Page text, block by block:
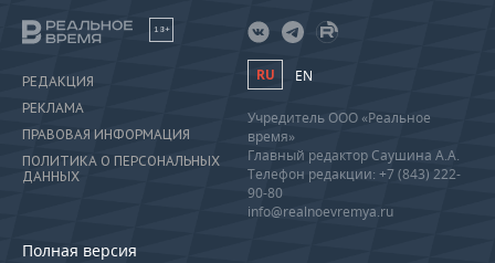
18+
РЕДАКЦИЯ
РЕКЛАМА
ПРАВОВАЯ ИНФОРМАЦИЯ
ПОЛИТИКА О ПЕРСОНАЛЬНЫХ
ДАННЫХ
Полная версия
RU EN
Учредитель ООО «Реальное
время»
Главный редактор Саушина А.А.
Телефон редакции: +7 (843) 222-
90-80
info@realnoevremya.ru